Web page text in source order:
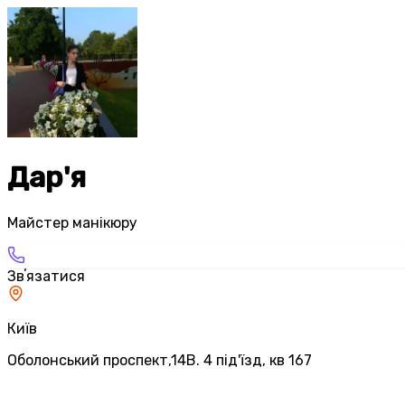
Дар'я
Майстер манікюру
Звʼязатися
Київ
Оболонський проспект,14В. 4 під'їзд, кв 167